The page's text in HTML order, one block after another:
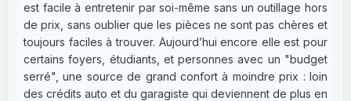
est facile à entretenir par soi-même sans un outillage hors
de prix, sans oublier que les pièces ne sont pas chères et
toujours faciles à trouver. Aujourd’hui encore elle est pour
certains foyers, étudiants, et personnes avec un "budget
serré", une source de grand confort à moindre prix : loin
des crédits auto et du garagiste qui deviennent de plus en